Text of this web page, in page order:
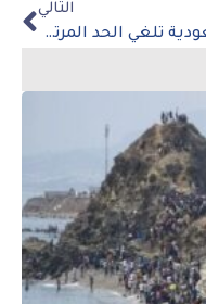
التالي
السعودية تلغي الحد المرتبط بـ Covid-19 على عدد الحجاج